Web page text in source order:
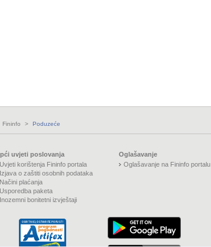
Fininfo > Poduzeće
uvjeti poslovanja
Uvjeti korištenja Fininfo portala
Izjava o zaštiti osobnih podataka
Načini plaćanja
Usporedba paketa
Inozemni bonitetni izvještaji
Oglašavanje
Oglašavanje na Fininfo portalu